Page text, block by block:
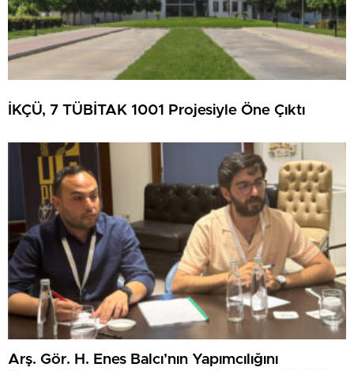
İKÇÜ, 7 TÜBİTAK 1001 Projesiyle Öne Çıktı
Arş. Gör. H. Enes Balcı’nın Yapımcılığını